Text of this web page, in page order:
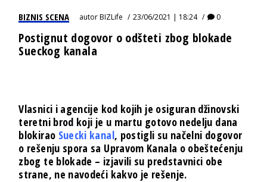
BIZNIS SCENA autorBIZLife 23/06/2021 | 18:24 0
Postignut dogovor o odšteti zbog blokade
Sueckog kanala
Vlasnici i agencije kod kojih je osiguran džinovski
teretni brod koji je u martu gotovo nedelju dana
blokirao Suecki kanal, postigli su načelni dogovor
o rešenju spora sa Upravom Kanala o obeštećenju
zbog te blokade – izjavili su predstavnici obe
strane, ne navodeći kakvo je rešenje.